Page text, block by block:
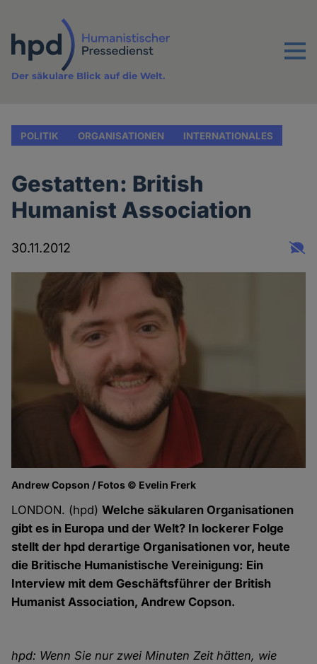
Inhalt
Menu
Der säkulare Blick auf die Welt.
POLITIK ORGANISATIONEN INTERNATIONALES
Gestatten: British
Humanist Association
30.11.2012
Andrew Copson / Fotos © Evelin Frerk
LONDON. (hpd)Welche säkularen Organisationen
gibt es in Europa und der Welt? In lockerer Folge
stellt der hpd derartige Organisationen vor, heute
die Britische Humanistische Vereinigung: Ein
Interview mit dem Geschäftsführer der British
Humanist Association, Andrew Copson.
hpd: Wenn Sie nur zwei Minuten Zeit hätten, wie